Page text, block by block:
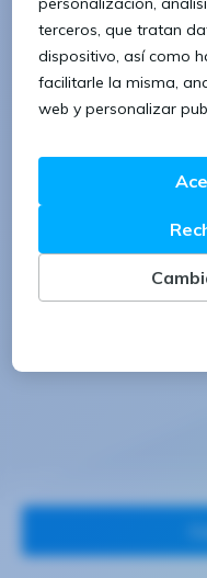
Confirmar
8 caracteres
1 letra mayúscula